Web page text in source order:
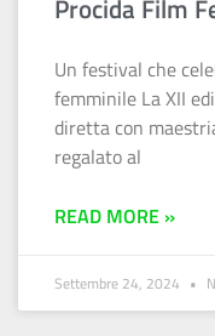
Procida Film
Un festival che
femminile La XII
diretta con
regalato al
READ MORE »
Settembre 24, 2024